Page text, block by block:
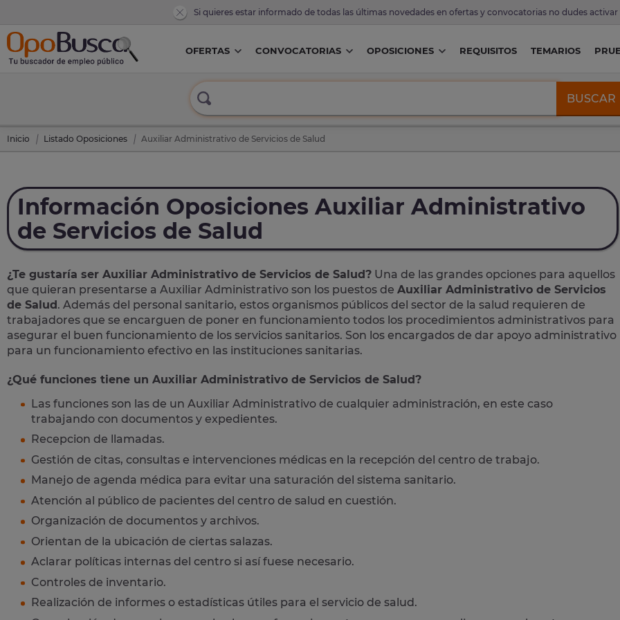
Si quieres estar informado de todas las últimas novedades en ofertas y convocatorias no dudes activar
OFERTAS CONVOCATORIAS OPOSICIONES REQUISITOS TEMARIOS
BUSCAR
Inicio Listado Oposiciones Auxiliar Administrativo de Servicios de Salud
Información Oposiciones Auxiliar Administrativo
de Servicios de Salud
¿Te gustaría ser Auxiliar Administrativo de Servicios de Salud? Una de las grandes opciones para aquellos
que quieran presentarse a Auxiliar Administrativo son los puestos de Auxiliar Administrativo de Servicios
de Salud. Además del personal sanitario, estos organismos públicos del sector de la salud requieren de
trabajadores que se encarguen de poner en funcionamiento todos los procedimientos administrativos para
asegurar el buen funcionamiento de los servicios sanitarios. Son los encargados de dar apoyo administrativo
para un funcionamiento efectivo en las instituciones sanitarias.
¿Qué funciones tiene un Auxiliar Administrativo de Servicios de Salud?
Las funciones son las de un Auxiliar Administrativo de cualquier administración, en este caso
trabajando con documentos y expedientes.
Recepcion de llamadas.
Gestión de citas, consultas e intervenciones médicas en la recepción del centro de trabajo.
Manejo de agenda médica para evitar una saturación del sistema sanitario.
Atención al público de pacientes del centro de salud en cuestión.
Organización de documentos y archivos.
Orientan de la ubicación de ciertas salazas.
Aclarar políticas internas del centro si así fuese necesario.
Controles de inventario.
Realización de informes o estadísticas útiles para el servicio de salud.